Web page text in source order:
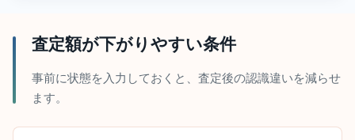
査定額が下がりやすい条件
事前に状態を入力しておくと、査定後の認識違いを減らせ
ます。